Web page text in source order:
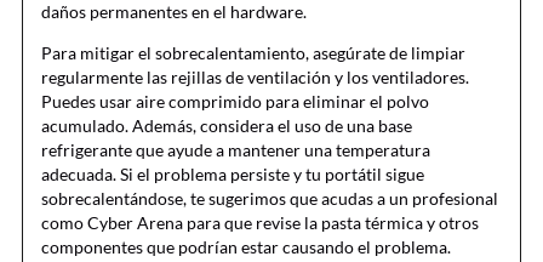
daños permanentes en el hardware.
Para mitigar el sobrecalentamiento, asegúrate de limpiar
regularmente las rejillas de ventilación y los ventiladores.
Puedes usar aire comprimido para eliminar el polvo
acumulado. Además, considera el uso de una base
refrigerante que ayude a mantener una temperatura
adecuada. Si el problema persiste y tu portátil sigue
sobrecalentándose, te sugerimos que acudas a un profesional
como Cyber Arena para que revise la pasta térmica y otros
componentes que podrían estar causando el problema.